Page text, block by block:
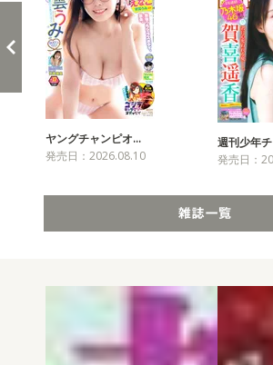
ヤングチャンピオ…
発売日：2026.08.10
週刊少年
発売日：